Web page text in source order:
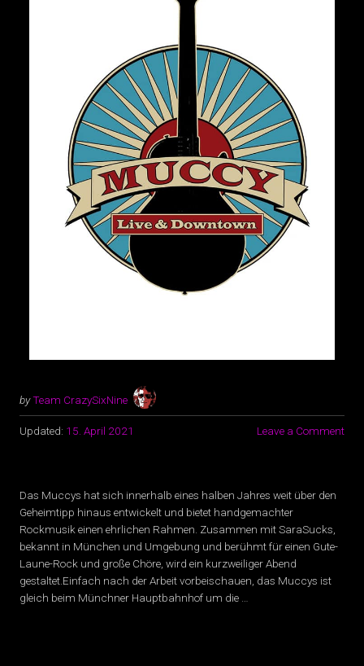
byTeam CrazySixNine
Updated: 15. April 2021 Leave a Comment
Das Muccys hat sich innerhalb eines halben Jahres weit über den
Geheimtipp hinaus entwickelt und bietet handgemachter
Rockmusik einen ehrlichen Rahmen. Zusammen mit SaraSucks,
bekannt in München und Umgebung und berühmt für einen Gute-
Laune-Rock und große Chöre, wird ein kurzweiliger Abend
gestaltet.Einfach nach der Arbeit vorbeischauen, das Muccys ist
gleich beim Münchner Hauptbahnhof um die …